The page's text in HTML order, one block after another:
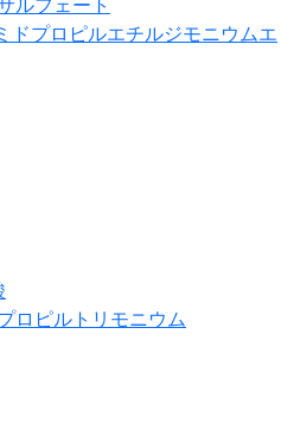
ドプロピルエチルジモニウムエ
ロピルトリモニウム